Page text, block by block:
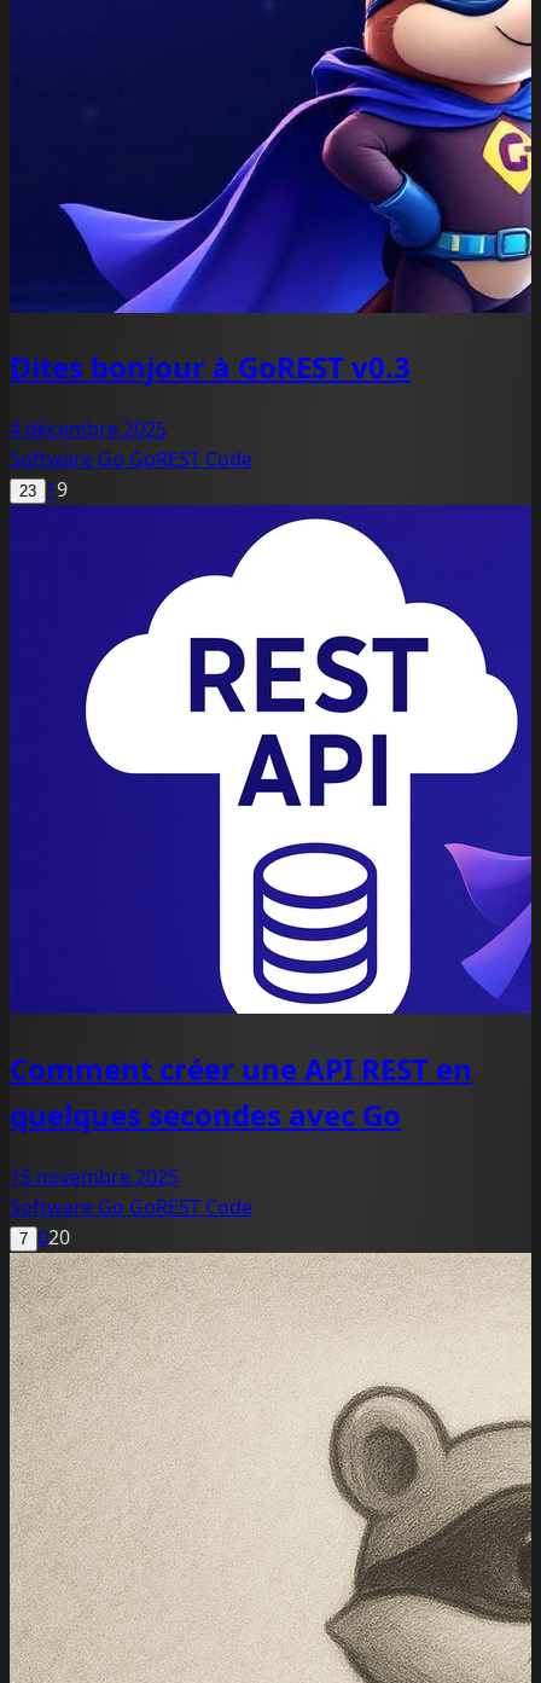
Dites bonjour à GoREST v0.3
4 décembre 2025
Software Go GoREST Code
23 19
Comment créer une API REST en
quelques secondes avec Go
15 novembre 2025
Software Go GoREST Code
7 020